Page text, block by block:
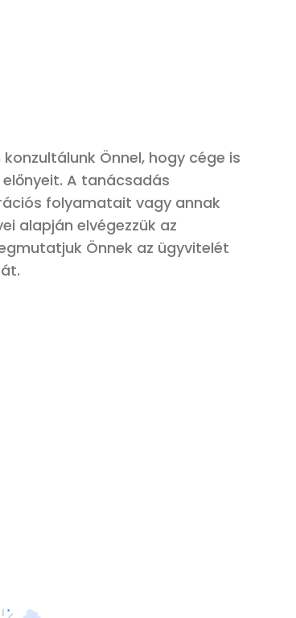
Önnel, hogy cége is
előnyeit.A tanácsadás
folyamatait vagy annak
alapján elvégezzük az
Önnek az ügyvitelét